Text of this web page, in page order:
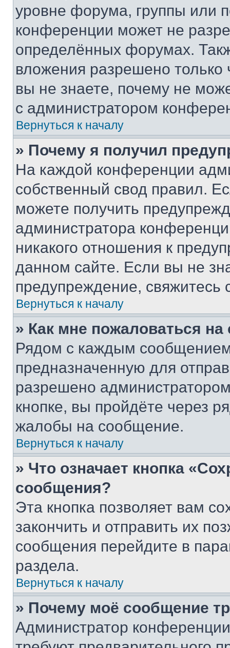
уровне форума, группы или
конференции может не
определённых форумах.
вложения разрешено
вы не знаете, почему не
с администратором
Вернуться к началу
» Почему я получил
На каждой конференции
собственный свод правил.
можете получить
администратора
никакого отношения к
данном сайте. Если вы не
предупреждение,
Вернуться к началу
» Как мне пожаловаться
Рядом с каждым сообщением
предназначенную для
разрешено
кнопке, вы пройдёте через
жалобы на сообщение.
Вернуться к началу
» Что означает кнопка
сообщения?
Эта кнопка позволяет вам
закончить и отправить их
сообщения перейдите в
раздела.
Вернуться к началу
» Почему моё сообщение
Администратор